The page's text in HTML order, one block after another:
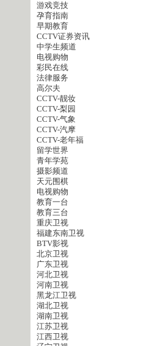
游戏竞技
孕育指南
早期教育
CCTV证券资讯
中学生频道
电视购物
彩民在线
法律服务
高尔夫
CCTV-靓妆
CCTV-梨园
CCTV-气象
CCTV-汽摩
CCTV-老年福
留学世界
青年学苑
摄影频道
天元围棋
电视购物
教育一台
教育三台
重庆卫视
福建东南卫视
BTV影视
北京卫视
广东卫视
河北卫视
河南卫视
黑龙江卫视
湖北卫视
湖南卫视
江苏卫视
江西卫视